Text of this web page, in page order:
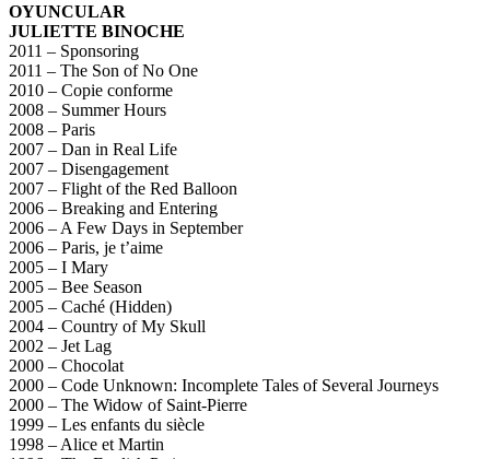
OYUNCULAR
JULIETTE BINOCHE
2011 – Sponsoring
2011 – The Son of No One
2010 – Copie conforme
2008 – Summer Hours
2008 – Paris
2007 – Dan in Real Life
2007 – Disengagement
2007 – Flight of the Red Balloon
2006 – Breaking and Entering
2006 – A Few Days in September
2006 – Paris, je t’aime
2005 – I Mary
2005 – Bee Season
2005 – Caché (Hidden)
2004 – Country of My Skull
2002 – Jet Lag
2000 – Chocolat
2000 – Code Unknown: Incomplete Tales of Several Journeys
2000 – The Widow of Saint-Pierre
1999 – Les enfants du siècle
1998 – Alice et Martin